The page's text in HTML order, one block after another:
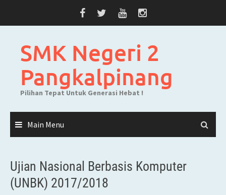
SMK Negeri 2
Pangkalpinang
Pilihan Tepat Untuk Generasi Hebat !
Main Menu
Ujian Nasional Berbasis Komputer
(UNBK) 2017/2018